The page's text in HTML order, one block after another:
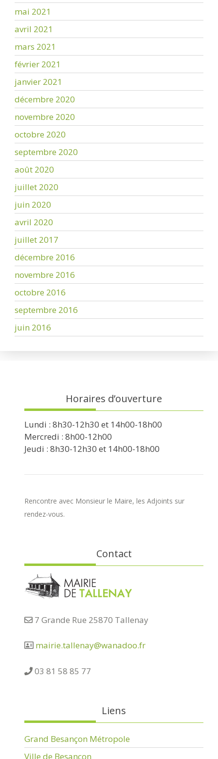
mai 2021
avril 2021
mars 2021
février 2021
janvier 2021
décembre 2020
novembre 2020
octobre 2020
septembre 2020
août 2020
juillet 2020
juin 2020
avril 2020
juillet 2017
décembre 2016
novembre 2016
octobre 2016
septembre 2016
juin 2016
Horaires d’ouverture
Lundi : 8h30-12h30 et 14h00-18h00
Mercredi : 8h00-12h00
Jeudi : 8h30-12h30 et 14h00-18h00
Rencontre avec Monsieur le Maire, les Adjoints sur
rendez-vous.
Contact
7 Grande Rue 25870 Tallenay
mairie.tallenay@wanadoo.fr
03 81 58 85 77
Liens
Grand Besançon Métropole
Ville de Besançon